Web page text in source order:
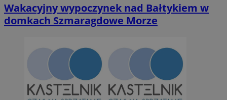
Wakacyjny wypoczynek nad Bałtykiem w
domkach Szmaragdowe Morze